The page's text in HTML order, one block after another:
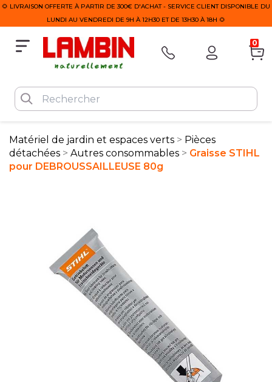
🌻 LIVRAISON OFFERTE À PARTIR DE 300€ D'ACHAT - SERVICE CLIENT DISPONIBLE DU
LUNDI AU VENDREDI DE 9H À 12H30 ET DE 13H30 À 18H 🌻
0
Matériel de jardin et espaces verts
Pièces
détachées
Autres consommables
Graisse STIHL
pour DEBROUSSAILLEUSE 80g